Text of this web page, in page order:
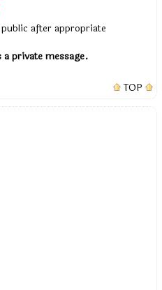
after appropriate
a private message.
TOP